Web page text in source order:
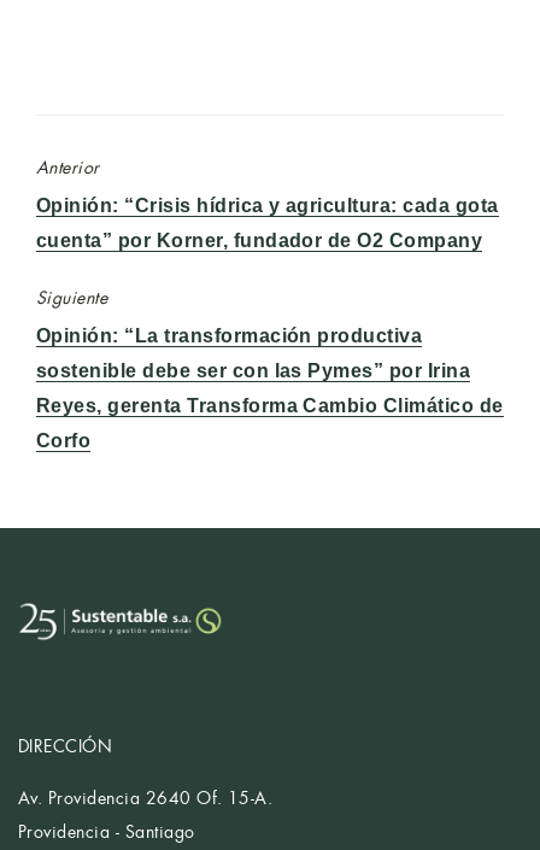
Anterior
Entrada
anterior:
Opinión: “Crisis hídrica y agricultura: cada gota
cuenta” por Korner, fundador de O2 Company
Siguiente
Entrada
siguiente:
Opinión: “La transformación productiva
sostenible debe ser con las Pymes” por Irina
Reyes, gerenta Transforma Cambio Climático de
Corfo
DIRECCIÓN
Av. Providencia 2640 Of. 15-A.
Providencia - Santiago